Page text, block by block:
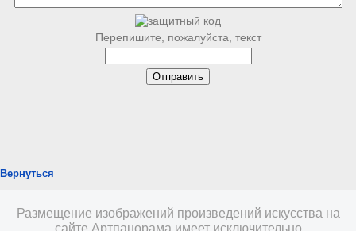
Перепишите, пожалуйста, текст
Вернуться
Размещение изображений произведений искусства на
сайте Артпанорама имеет исключительно